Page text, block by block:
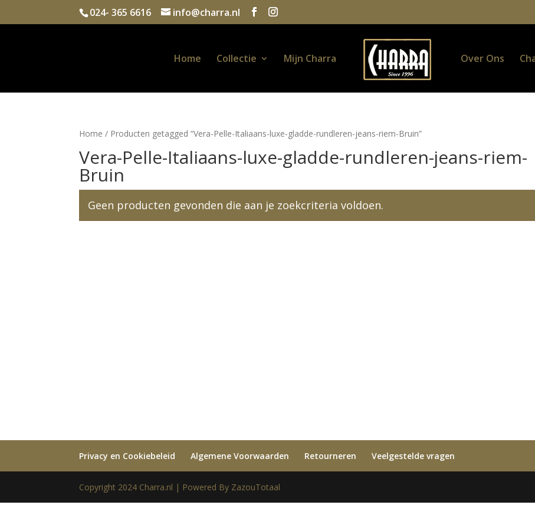
024- 365 6616 info@charra.nl
Home Collectie Mijn Charra Over Ons
Home / Producten getagged “Vera-Pelle-Italiaans-luxe-gladde-rundleren-jeans-riem-Bruin”
Vera-Pelle-Italiaans-luxe-gladde-rundleren-jeans-riem-
Bruin
Geen producten gevonden die aan je zoekcriteria voldoen.
Privacy en Cookiebeleid Algemene Voorwaarden Retourneren Veelgestelde vragen
Copyright 2024 Charra.nl | Powered By ZazouTotaal